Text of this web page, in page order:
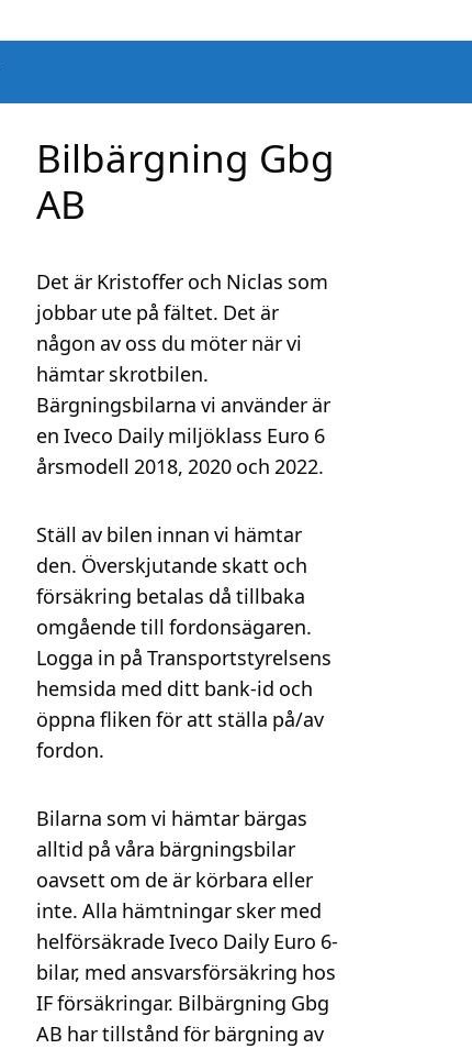
Bilbärgning Gbg
AB
Det är Kristoffer och Niclas som
jobbar ute på fältet. Det är
någon av oss du möter när vi
hämtar skrotbilen.
Bärgningsbilarna vi använder är
en Iveco Daily miljöklass Euro 6
årsmodell 2018, 2020 och 2022.
Ställ av bilen innan vi hämtar
den. Överskjutande skatt och
försäkring betalas då tillbaka
omgående till fordonsägaren.
Logga in på Transportstyrelsens
hemsida med ditt bank-id och
öppna fliken för att ställa på/av
fordon.
Bilarna som vi hämtar bärgas
alltid på våra bärgningsbilar
oavsett om de är körbara eller
inte. Alla hämtningar sker med
helförsäkrade Iveco Daily Euro 6-
bilar, med ansvarsförsäkring hos
IF försäkringar. Bilbärgning Gbg
AB har tillstånd för bärgning av